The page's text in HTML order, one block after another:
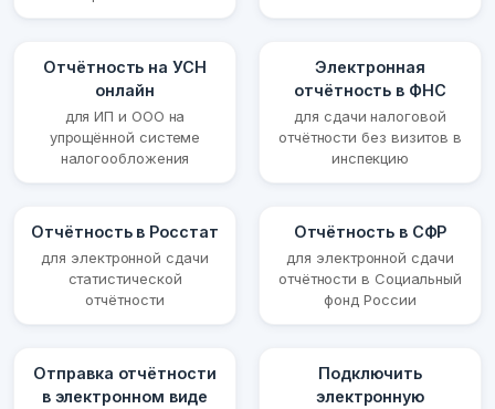
Отчётность на УСН
онлайн
для ИП и ООО на
упрощённой системе
налогообложения
Электронная
отчётность в ФНС
для сдачи налоговой
отчётности без визитов в
инспекцию
Отчётность в Росстат
для электронной сдачи
статистической
отчётности
Отчётность в СФР
для электронной сдачи
отчётности в Социальный
фонд России
Отправка отчётности
в электронном виде
Подключить
электронную